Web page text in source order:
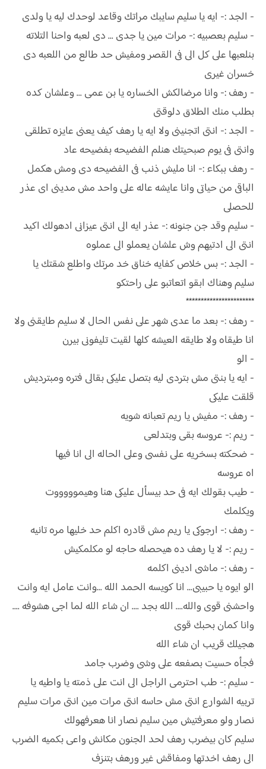
- الجد :- ايه يا سليم سايبك مراتك وقاعد لوحدك ليه يا ولدى
- سليم بعصبيه :- مرات مين يا جدى ... دى لعبه واحنا التلاته
بنلعبها على كل الى فى القصر ومفيش حد طالع من اللعبه دى
خسران غيرى
- رهف :- وانا مرضالكش الخساره يا بن عمى ... وعلشان كده
بطلب منك الطلاق دلوقتى
- الجد :- انتى اتجنينى ولا ايه يا رهف كيف يعنى عايزه تطلقى
وانتى فى يوم صبحيتك هنلم الفضيحه بفضيحه عاد
- رهف ببكاء :- انا مليش ذنب فى الفضيحه دى ومش هكمل
الباقى من حياتى وانا عايشه عاله على واحد مش مدينى اى عذر
للحصلى
- سليم وقد جن جنونه :- عذر ايه الى انتى عيزانى ادهولك اكيد
انتى الى ادتيهم وش علشان يعملو الى عملوه
- الجد :- بس خلاص كفايه خناق خد مرتك واطلع شقتك يا
سليم وهناك ابقو اتعاتبو على راحتكو
***********************
- رهف :- بعد ما عدى شهر على نفس الحال لا سليم طايقنى ولا
انا طيقاه ولا طايقه العيشه كلها لقيت تليفونى بيرن
- الو
- ايه يا بنتى مش بتردى ليه بتصل عليكى بقالى فتره ومبترديش
قلقت عليكى
- رهف :- مفيش يا ريم تعبانه شويه
- ريم :- عروسه بقى وبتدلعى
- ضحكته بسخريه على نفسى وعلى الحاله الى انا فيها
اه عروسه
- طيب بقولك ايه فى حد بيسأل عليكى هنا وهيموووووت
ويكلمك
- رهف :- ارجوكى يا ريم مش قادره اكلم حد خليها مره تانيه
- ريم :- لا يا رهف ده هيحصله حاجه لو مكلمكيش
- رهف :- ماشى ادينى اكلمه
الو ايوه يا حبيبى... انا كويسه الحمد الله ...وانت عامل ايه وانت
واحشنى قوى والله.... الله بجد .... ان شاء الله لما اجى هشوفه ....
وانا كمان بحبك قوى
هجيلك قريب ان شاء الله
فجأه حسيت بصفعه على وشى وضرب جامد
- سليم :- طب احترمى الراجل الى انت على ذمته يا واطيه يا
تربيه الشوارع انتى مش حاسه انتى مرات مين انتى مرات سليم
نصار ولو معرفتيش مين سليم نصار انا هعرفهولك
سليم كان بيضرب رهف لحد الجنون مكانش واعى بكميه الضرب
الى رهف اخدتها ومفاقش غير ورهف بتنزف